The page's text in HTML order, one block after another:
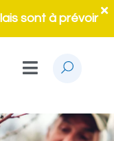
sont à prévoir